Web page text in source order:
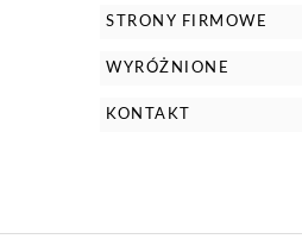
STRONY FIRMOWE
WYRÓŻNIONE
KONTAKT